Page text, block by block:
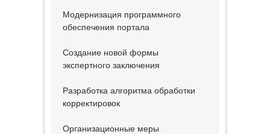
Модернизация программного
обеспечения портала
Создание новой формы
экспертного заключения
Разработка алгоритма обработки
корректировок
Организационные меры